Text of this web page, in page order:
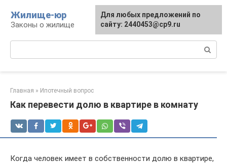
контенту
Жилище-юр
Законы о жилище
Главная » Ипотечный вопрос
Как перевести долю в квартире в комнату
Когда человек имеет в собственности долю в квартире,
Для любых предложений по
сайту: 2440453@cp9.ru